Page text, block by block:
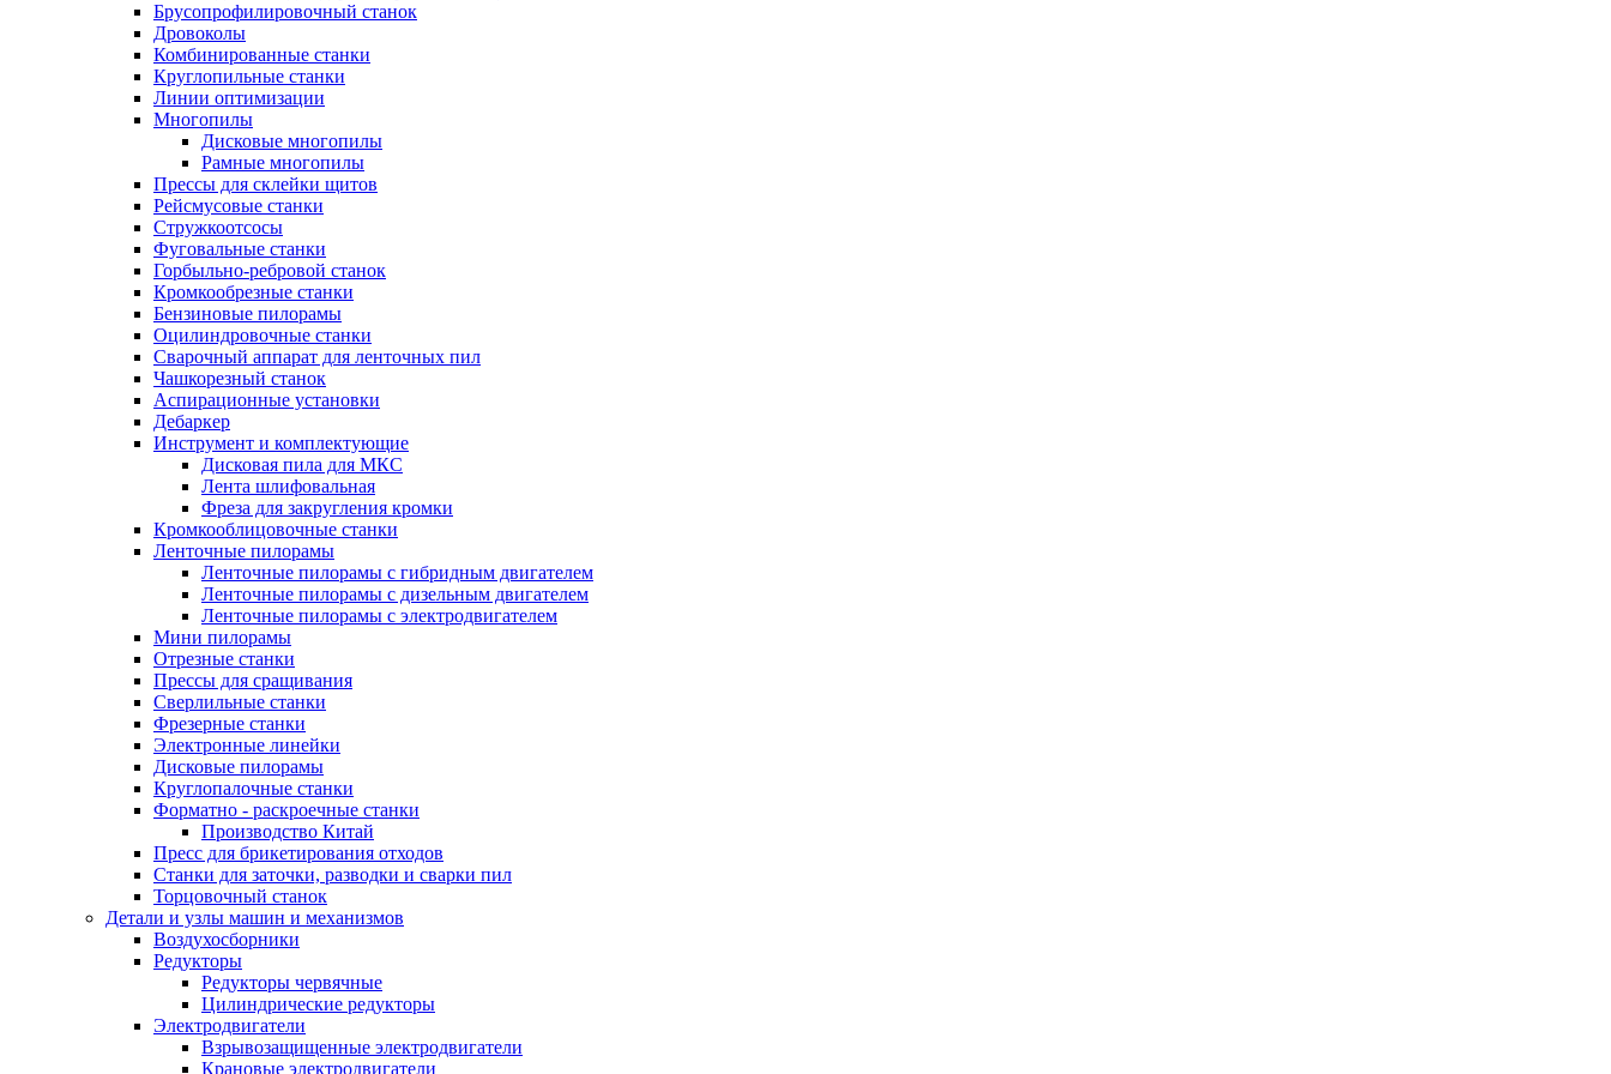
Брусопрофилировочный станок
Дровоколы
Комбинированные станки
Круглопильные станки
Линии оптимизации
Многопилы
Дисковые многопилы
Рамные многопилы
Прессы для склейки щитов
Рейсмусовые станки
Стружкоотсосы
Фуговальные станки
Горбыльно-ребровой станок
Кромкообрезные станки
Бензиновые пилорамы
Оцилиндровочные станки
Сварочный аппарат для ленточных пил
Чашкорезный станок
Аспирационные установки
Дебаркер
Инструмент и комплектующие
Дисковая пила для МКС
Лента шлифовальная
Фреза для закругления кромки
Кромкооблицовочные станки
Ленточные пилорамы
Ленточные пилорамы с гибридным двигателем
Ленточные пилорамы с дизельным двигателем
Ленточные пилорамы с электродвигателем
Мини пилорамы
Отрезные станки
Прессы для сращивания
Сверлильные станки
Фрезерные станки
Электронные линейки
Дисковые пилорамы
Круглопалочные станки
Форматно - раскроечные станки
Производство Китай
Пресс для брикетирования отходов
Станки для заточки, разводки и сварки пил
Торцовочный станок
Детали и узлы машин и механизмов
Воздухосборники
Редукторы
Редукторы червячные
Цилиндрические редукторы
Электродвигатели
Взрывозащищенные электродвигатели
Крановые электродвигатели